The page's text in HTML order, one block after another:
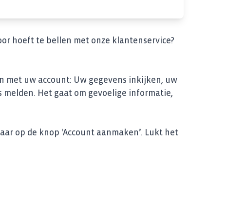
hoeft te bellen met onze klantenservice?
met uw account: Uw gegevens inkijken, uw
Het gaat om gevoelige informatie,
op de knop ‘Account aanmaken’. Lukt het